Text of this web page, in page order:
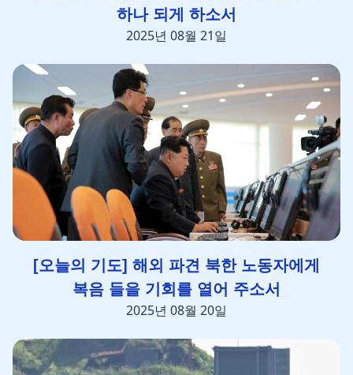
하나 되게 하소서
2025년 08월 21일
[오늘의 기도] 해외 파견 북한 노동자에게
복음 들을 기회를 열어 주소서
2025년 08월 20일